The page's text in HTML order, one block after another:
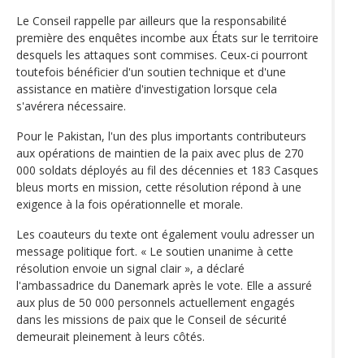
Le Conseil rappelle par ailleurs que la responsabilité
première des enquêtes incombe aux États sur le territoire
desquels les attaques sont commises. Ceux-ci pourront
toutefois bénéficier d'un soutien technique et d'une
assistance en matière d'investigation lorsque cela
s'avérera nécessaire.
Pour le Pakistan, l'un des plus importants contributeurs
aux opérations de maintien de la paix avec plus de 270
000 soldats déployés au fil des décennies et 183 Casques
bleus morts en mission, cette résolution répond à une
exigence à la fois opérationnelle et morale.
Les coauteurs du texte ont également voulu adresser un
message politique fort. « Le soutien unanime à cette
résolution envoie un signal clair », a déclaré
l'ambassadrice du Danemark après le vote. Elle a assuré
aux plus de 50 000 personnels actuellement engagés
dans les missions de paix que le Conseil de sécurité
demeurait pleinement à leurs côtés.